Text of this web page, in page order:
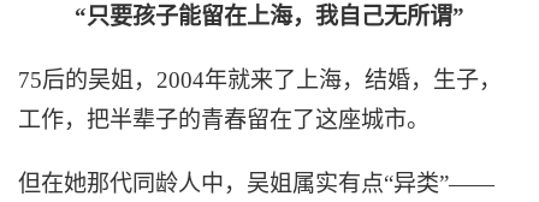
“只要孩子能留在上海，我自己无所谓”
75后的吴姐，2004年就来了上海，结婚，生子，
工作，把半辈子的青春留在了这座城市。
但在她那代同龄人中，吴姐属实有点“异类”——